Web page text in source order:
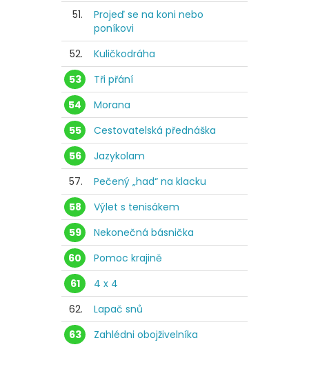
51.
Projeď se na koni nebo
poníkovi
52.
Kuličkodráha
53
Tři přání
54
Morana
55
Cestovatelská přednáška
56
Jazykolam
57.
Pečený „had“ na klacku
58
Výlet s tenisákem
59
Nekonečná básnička
60
Pomoc krajině
61
4 x 4
62.
Lapač snů
63
Zahlédni obojživelníka